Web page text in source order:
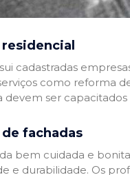
cadastradas
como reforma
devem ser
fachadas
bem cuidada e
e durabilidade. Os